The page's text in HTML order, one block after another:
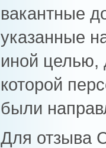
вакантные
указанные
иной целью,
которой
были
Для отзыва